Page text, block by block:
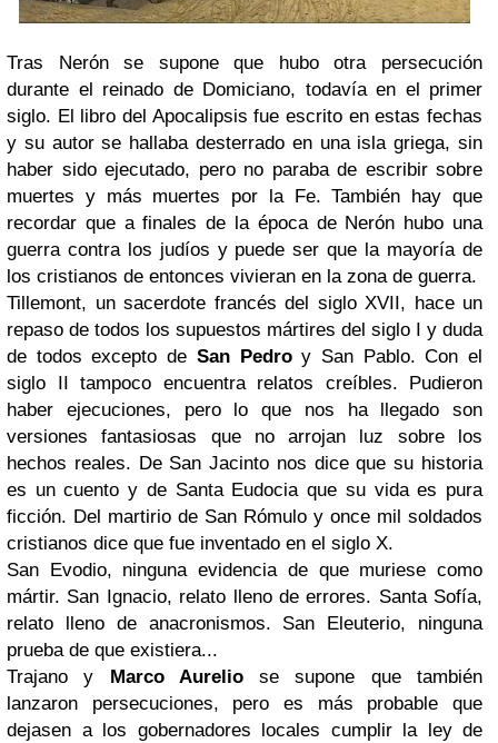
Tras Nerón se supone que hubo otra persecución
durante el reinado de Domiciano, todavía en el primer
siglo. El libro del Apocalipsis fue escrito en estas fechas
y su autor se hallaba desterrado en una isla griega, sin
haber sido ejecutado, pero no paraba de escribir sobre
muertes y más muertes por la Fe. También hay que
recordar que a finales de la época de Nerón hubo una
guerra contra los judíos y puede ser que la mayoría de
los cristianos de entonces vivieran en la zona de guerra.
Tillemont, un sacerdote francés del siglo XVII, hace un
repaso de todos los supuestos mártires del siglo I y duda
de todos excepto de San Pedroy San Pablo. Con el
siglo II tampoco encuentra relatos creíbles. Pudieron
haber ejecuciones, pero lo que nos ha llegado son
versiones fantasiosas que no arrojan luz sobre los
hechos reales. De San Jacinto nos dice que su historia
es un cuento y de Santa Eudocia que su vida es pura
ficción. Del martirio de San Rómulo y once mil soldados
cristianos dice que fue inventado en el siglo X.
San Evodio, ninguna evidencia de que muriese como
mártir. San Ignacio, relato lleno de errores. Santa Sofía,
relato lleno de anacronismos. San Eleuterio, ninguna
prueba de que existiera...
Trajano y
Marco Aureliose supone que también
lanzaron persecuciones, pero es más probable que
dejasen a los gobernadores locales cumplir la ley de